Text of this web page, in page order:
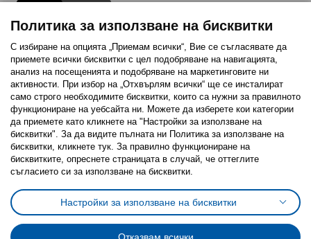
Последвайте ни:
FacebookTwitterYoutubePinterestInstagram
Политика за използване на бисквитки (Cookies)
Избор на настройки за използване на бисквитки
Условия за ползване на ikea.bgОбща политика за личните данни
Политика за защита на личните данни на ikea.bg
Общи условия на програма IKEA Family
Политика за използване на бисквитки
С избиране на опцията „Приемам всички“, Вие се съгласявате да
приемете всички бисквитки с цел подобряване на навигацията,
анализ на посещенията и подобряване на маркетинговите ни
активности. При избор на „Отхвърлям всички“ ще се инсталират
само строго необходимитe бисквитки, които са нужни за правилното
функциониране на уебсайта ни. Можете да изберете кои категории
да приемете като кликнете на "Настройки за използване на
бисквитки". За да видите пълната ни Политика за използване на
бисквитки, кликнете тук. За правилно функциониране на
бисквитките, опреснете страницата в случай, че оттеглите
съгласието си за използване на бисквитки.
Настройки за използване на бисквитки